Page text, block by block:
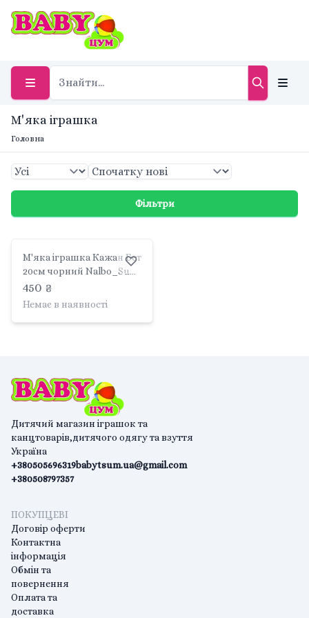
М'яка іграшка
Головна
Фільтри
М'яка іграшка Кажан Бет
20см чорний Nalbo_Su
Inkatoys
450 ₴
Немає в наявності
Дитячий магазин іграшок та
канцтоварів,дитячого одягу та взуття
Україна
+380505696319
+380508797357
babytsum.ua@gmail.com
ПОКУПЦЕВІ
Договір оферти
Контактна
інформація
Обмін та
повернення
Оплата та
доставка